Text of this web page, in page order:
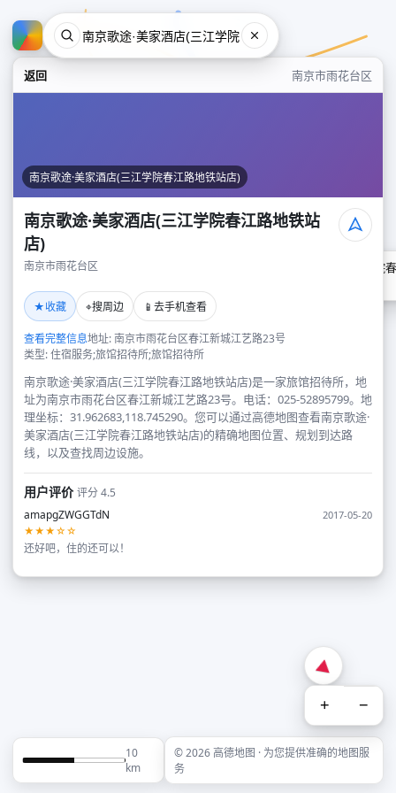
返回 南京市雨花台区
南京歌途·美家酒店(三江学院春江路地铁站店)
南京歌途·美家酒店(三江学院春江路地铁站
店)
南京市雨花台区
★收藏 ⌖搜周边 📱 去手机查看
查看完整信息地址: 南京市雨花台区春江新城江艺路23号
类型: 住宿服务;旅馆招待所;旅馆招待所
南京歌途·美家酒店(三江学院春江路地铁站店)是一家旅馆招待所，地
址为南京市雨花台区春江新城江艺路23号。电话：025-52895799。地
理坐标：31.962683,118.745290。您可以通过高德地图查看南京歌途·
美家酒店(三江学院春江路地铁站店)的精确地图位置、规划到达路
线，以及查找周边设施。
用户评价评分 4.5
amapgZWGGTdN
2017-05-20
★★★☆☆
还好吧，住的还可以！
南京歌途·美家酒店(三江学院
+ −
10
km
© 2026 高德地图 · 为您提供准确的地图服
务